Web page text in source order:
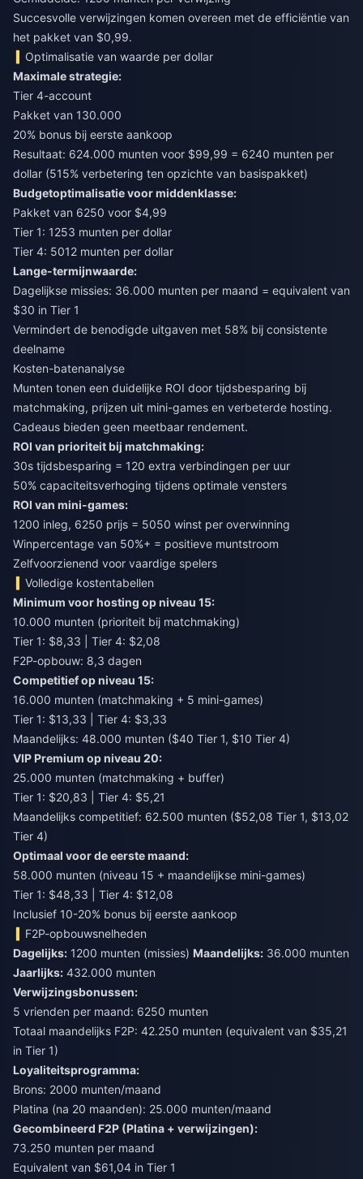
Succesvolle verwijzingen komen overeen met de efficiëntie van
het pakket van $0,99.
Optimalisatie van waarde per dollar
Maximale strategie:
Tier 4-account
Pakket van 130.000
20% bonus bij eerste aankoop
Resultaat: 624.000 munten voor $99,99 = 6240 munten per
dollar (515% verbetering ten opzichte van basispakket)
Budgetoptimalisatie voor middenklasse:
Pakket van 6250 voor $4,99
Tier 1: 1253 munten per dollar
Tier 4: 5012 munten per dollar
Lange-termijnwaarde:
Dagelijkse missies: 36.000 munten per maand = equivalent van
$30 in Tier 1
Vermindert de benodigde uitgaven met 58% bij consistente
deelname
Kosten-batenanalyse
Munten tonen een duidelijke ROI door tijdsbesparing bij
matchmaking, prijzen uit mini-games en verbeterde hosting.
Cadeaus bieden geen meetbaar rendement.
ROI van prioriteit bij matchmaking:
30s tijdsbesparing = 120 extra verbindingen per uur
50% capaciteitsverhoging tijdens optimale vensters
ROI van mini-games:
1200 inleg, 6250 prijs = 5050 winst per overwinning
Winpercentage van 50%+ = positieve muntstroom
Zelfvoorzienend voor vaardige spelers
Volledige kostentabellen
Minimum voor hosting op niveau 15:
10.000 munten (prioriteit bij matchmaking)
Tier 1: $8,33 | Tier 4: $2,08
F2P-opbouw: 8,3 dagen
Competitief op niveau 15:
16.000 munten (matchmaking + 5 mini-games)
Tier 1: $13,33 | Tier 4: $3,33
Maandelijks: 48.000 munten ($40 Tier 1, $10 Tier 4)
VIP Premium op niveau 20:
25.000 munten (matchmaking + buffer)
Tier 1: $20,83 | Tier 4: $5,21
Maandelijks competitief: 62.500 munten ($52,08 Tier 1, $13,02
Tier 4)
Optimaal voor de eerste maand:
58.000 munten (niveau 15 + maandelijkse mini-games)
Tier 1: $48,33 | Tier 4: $12,08
Inclusief 10-20% bonus bij eerste aankoop
F2P-opbouwsnelheden
Dagelijks: 1200 munten (missies) Maandelijks: 36.000 munten
Jaarlijks: 432.000 munten
Verwijzingsbonussen:
5 vrienden per maand: 6250 munten
Totaal maandelijks F2P: 42.250 munten (equivalent van $35,21
in Tier 1)
Loyaliteitsprogramma:
Brons: 2000 munten/maand
Platina (na 20 maanden): 25.000 munten/maand
Gecombineerd F2P (Platina + verwijzingen):
73.250 munten per maand
Equivalent van $61,04 in Tier 1